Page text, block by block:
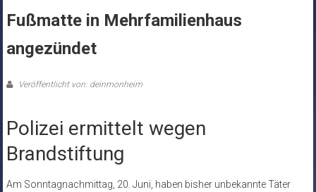
Fußmatte in Mehrfamilienhaus
angezündet
Veröffentlicht von: deinmonheim
Polizei ermittelt wegen
Brandstiftung
Am Sonntagnachmittag, 20. Juni, haben bisher unbekannte Täter